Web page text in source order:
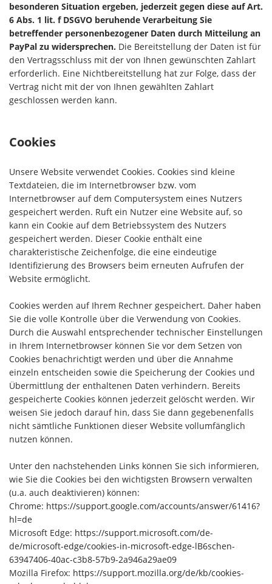
besonderen Situation ergeben, jederzeit gegen diese auf Art.
6 Abs. 1 lit. f DSGVO beruhende Verarbeitung Sie
betreffender personenbezogener Daten durch Mitteilung an
PayPal zu widersprechen. Die Bereitstellung der Daten ist für
den Vertragsschluss mit der von Ihnen gewünschten Zahlart
erforderlich. Eine Nichtbereitstellung hat zur Folge, dass der
Vertrag nicht mit der von Ihnen gewählten Zahlart
geschlossen werden kann.
Cookies
Unsere Website verwendet Cookies. Cookies sind kleine
Textdateien, die im Internetbrowser bzw. vom
Internetbrowser auf dem Computersystem eines Nutzers
gespeichert werden. Ruft ein Nutzer eine Website auf, so
kann ein Cookie auf dem Betriebssystem des Nutzers
gespeichert werden. Dieser Cookie enthält eine
charakteristische Zeichenfolge, die eine eindeutige
Identifizierung des Browsers beim erneuten Aufrufen der
Website ermöglicht.
Cookies werden auf Ihrem Rechner gespeichert. Daher haben
Sie die volle Kontrolle über die Verwendung von Cookies.
Durch die Auswahl entsprechender technischer Einstellungen
in Ihrem Internetbrowser können Sie vor dem Setzen von
Cookies benachrichtigt werden und über die Annahme
einzeln entscheiden sowie die Speicherung der Cookies und
Übermittlung der enthaltenen Daten verhindern. Bereits
gespeicherte Cookies können jederzeit gelöscht werden. Wir
weisen Sie jedoch darauf hin, dass Sie dann gegebenenfalls
nicht sämtliche Funktionen dieser Website vollumfänglich
nutzen können.
Unter den nachstehenden Links können Sie sich informieren,
wie Sie die Cookies bei den wichtigsten Browsern verwalten
(u.a. auch deaktivieren) können:
Chrome: https://support.google.com/accounts/answer/61416?
hl=de
Microsoft Edge: https://support.microsoft.com/de-
de/microsoft-edge/cookies-in-microsoft-edge-lB6schen-
63947406-40ac-c3b8-57b9-2a946a29ae09
Mozilla Firefox: https://support.mozilla.org/de/kb/cookies-